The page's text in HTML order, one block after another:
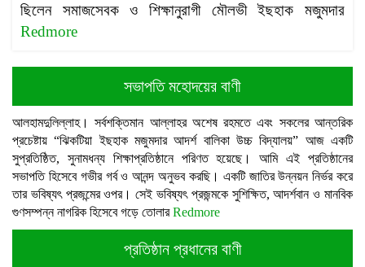
ছিলেন সমাজসেবক ও শিক্ষানুরাগী মৌলভী ইছহাক মজুমদার
Redmore
সভাপতি মহোদয়ের বাণী
আলহামদুলিল্লাহ। সর্বশক্তিমান আল্লাহর অশেষ রহমতে এবং সকলের আন্তরিক
প্রচেষ্টায় “ঝিকটিয়া ইছহাক মজুমদার আদর্শ বালিকা উচ্চ বিদ্যালয়” আজ একটি
সুপ্রতিষ্ঠিত, সুনামধন্য শিক্ষাপ্রতিষ্ঠানে পরিণত হয়েছে। আমি এই প্রতিষ্ঠানের
সভাপতি হিসেবে গভীর গর্ব ও আনন্দ অনুভব করছি। একটি জাতির উন্নয়ন নির্ভর করে
তার ভবিষ্যৎ প্রজন্মের ওপর। সেই ভবিষ্যৎ প্রজন্মকে সুশিক্ষিত, আদর্শবান ও মানবিক
গুণসম্পন্ন নাগরিক হিসেবে গড়ে তোলারRedmore
প্রতিষ্ঠান প্রধানের বাণী